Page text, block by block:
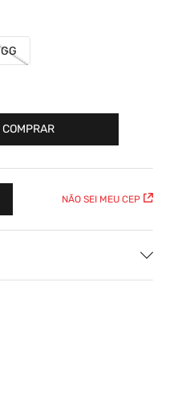
GG
COMPRAR
NÃO SEI MEU CEP